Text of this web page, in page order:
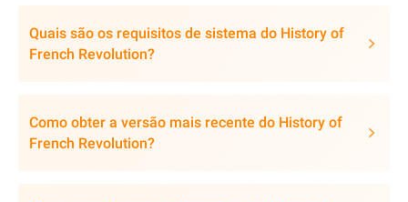
Quais são os requisitos de sistema do History of
French Revolution?
Como obter a versão mais recente do History of
French Revolution?